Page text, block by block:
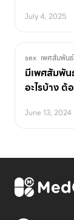
July 4, 2025
sex เพศสัมพันธ์
มีเพศสัมพัน
อะไรบ้าง ต้
June 13, 2024